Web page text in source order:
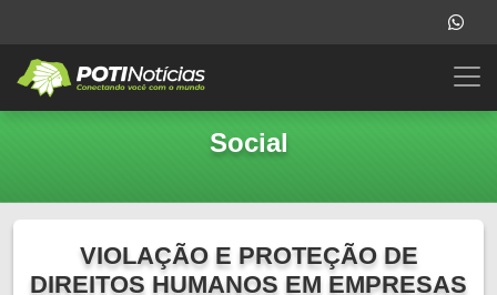
Social
VIOLAÇÃO E PROTEÇÃO DE
DIREITOS HUMANOS EM EMPRESAS